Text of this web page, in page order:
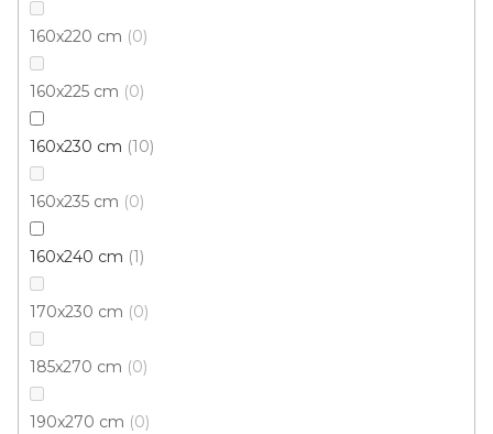
160x220 cm 0
160x225 cm 0
160x230 cm 10
160x235 cm 0
160x240 cm 1
170x230 cm 0
185x270 cm 0
190x270 cm 0